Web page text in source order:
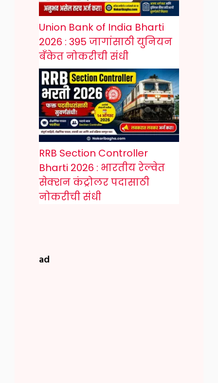
Union Bank of India Bharti
2026 : 395 जागांसाठी युनियन
बँकेत नोकरीची संधी
RRB Section Controller
Bharti 2026 : भारतीय रेल्वेत
सेक्शन कंट्रोलर पदासाठी
नोकरीची संधी
ad